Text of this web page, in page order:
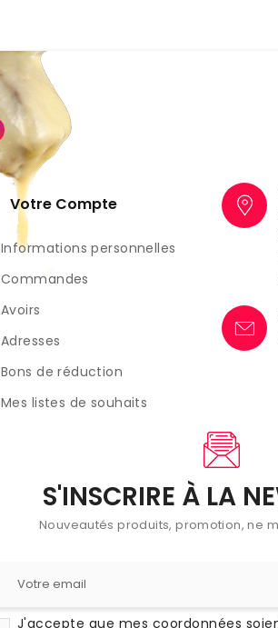
Votre Compte
Informations personnelles
Commandes
Avoirs
Adresses
Bons de réduction
Mes listes de souhaits
S'INSCRIRE À LA
Nouveautés produits, promotion, ne
J'accepte que mes coordonnées